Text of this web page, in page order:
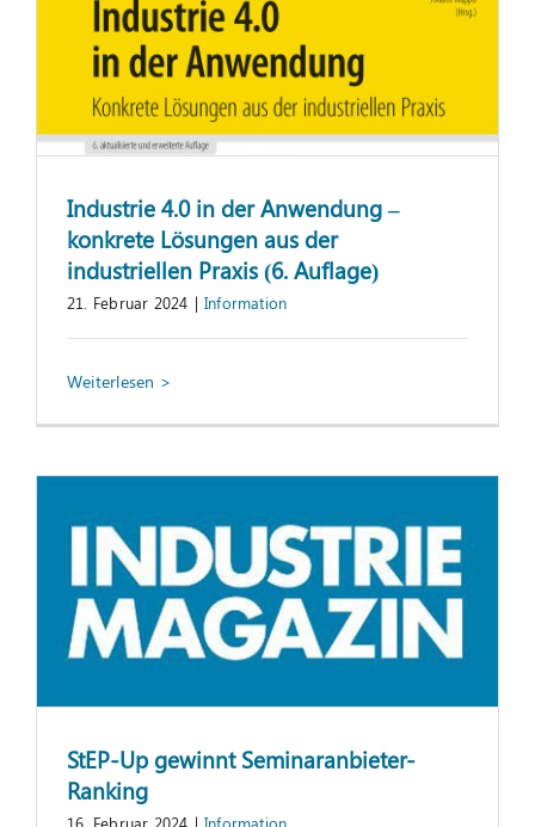
Industrie 4.0 in der Anwendung –
konkrete Lösungen aus der
industriellen Praxis (6. Auflage)
21. Februar 2024 | Information
Information
StEP-Up gewinnt Seminaranbieter-
Ranking
16. Februar 2024 | Information